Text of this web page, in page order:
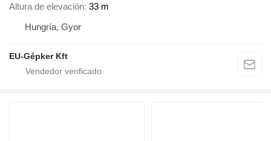
Altura de elevación 33 m
Hungría, Gyor
EU-Gépker Kft